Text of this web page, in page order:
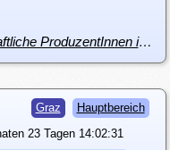
i5446: 1.) Richtlinien für landwirtschaftliche ProduzentInnen in Graz – Änderung
Graz Hauptbereich
23 Tagen 14:02:31